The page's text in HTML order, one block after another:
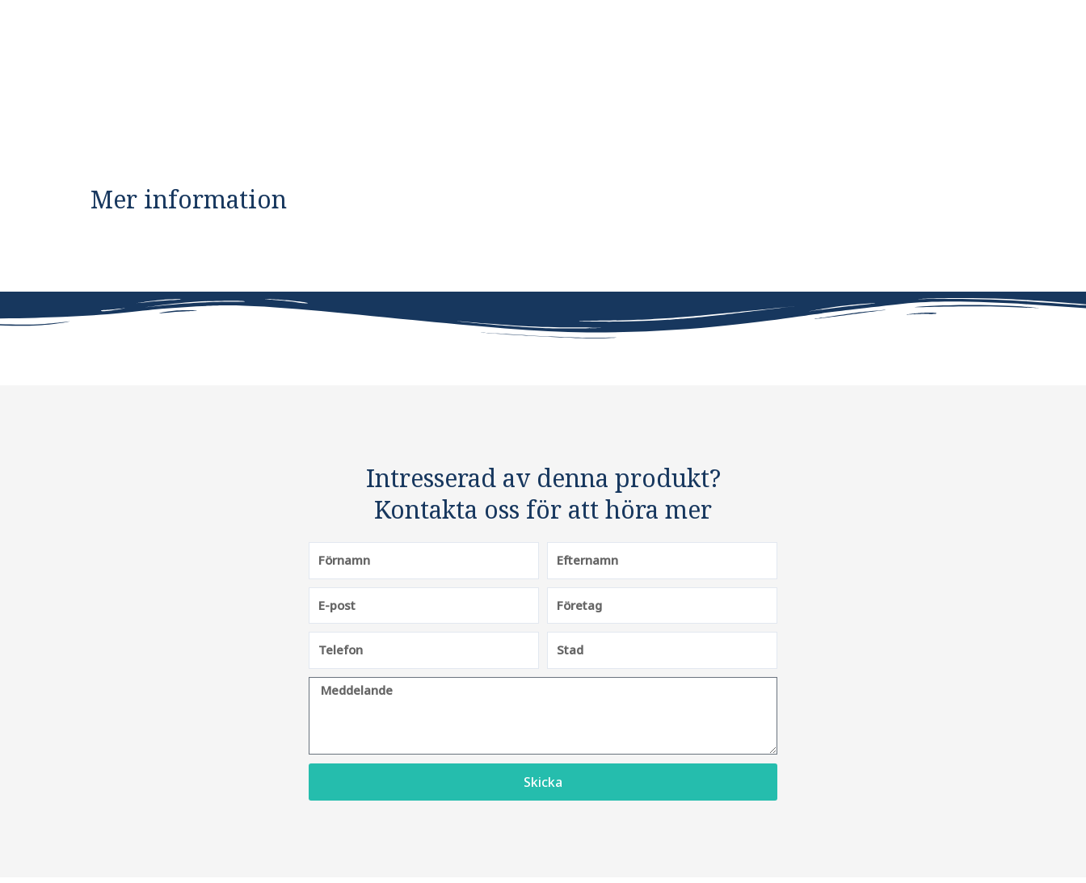
Mer information
Intresserad av denna produkt?
Kontakta oss för att höra mer
Skicka